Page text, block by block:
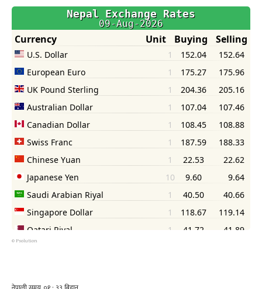
© Psolution